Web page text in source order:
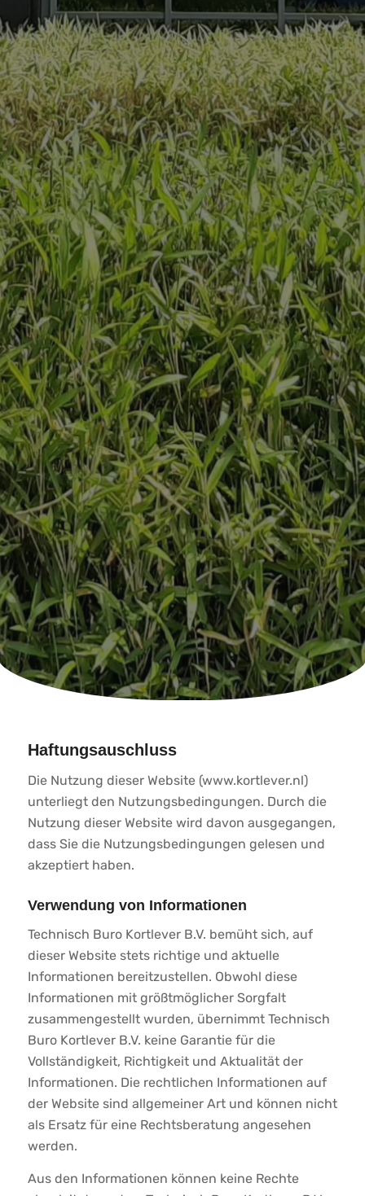
Haftungsauschluss
Die Nutzung dieser Website (www.kortlever.nl)
unterliegt den Nutzungsbedingungen. Durch die
Nutzung dieser Website wird davon ausgegangen,
dass Sie die Nutzungsbedingungen gelesen und
akzeptiert haben.
Verwendung von Informationen
Technisch Buro Kortlever B.V. bemüht sich, auf
dieser Website stets richtige und aktuelle
Informationen bereitzustellen. Obwohl diese
Informationen mit größtmöglicher Sorgfalt
zusammengestellt wurden, übernimmt Technisch
Buro Kortlever B.V. keine Garantie für die
Vollständigkeit, Richtigkeit und Aktualität der
Informationen. Die rechtlichen Informationen auf
der Website sind allgemeiner Art und können nicht
als Ersatz für eine Rechtsberatung angesehen
werden.
Aus den Informationen können keine Rechte